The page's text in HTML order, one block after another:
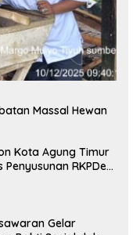
Massal Hewan
Kota Agung Timur
RKPDes
Gelar